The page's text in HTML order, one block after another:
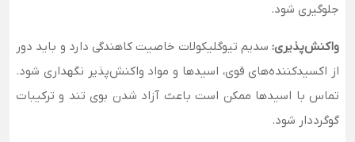
جلوگیری شود.
واکنش‌پذیری: سدیم تیوگلیکولات خاصیت کاهندگی دارد و باید دور
از اکسیدکننده‌های قوی، اسیدها و مواد واکنش‌پذیر نگهداری شود.
تماس با اسیدها ممکن است باعث آزاد شدن بوی تند و ترکیبات
گوگرددار شود.